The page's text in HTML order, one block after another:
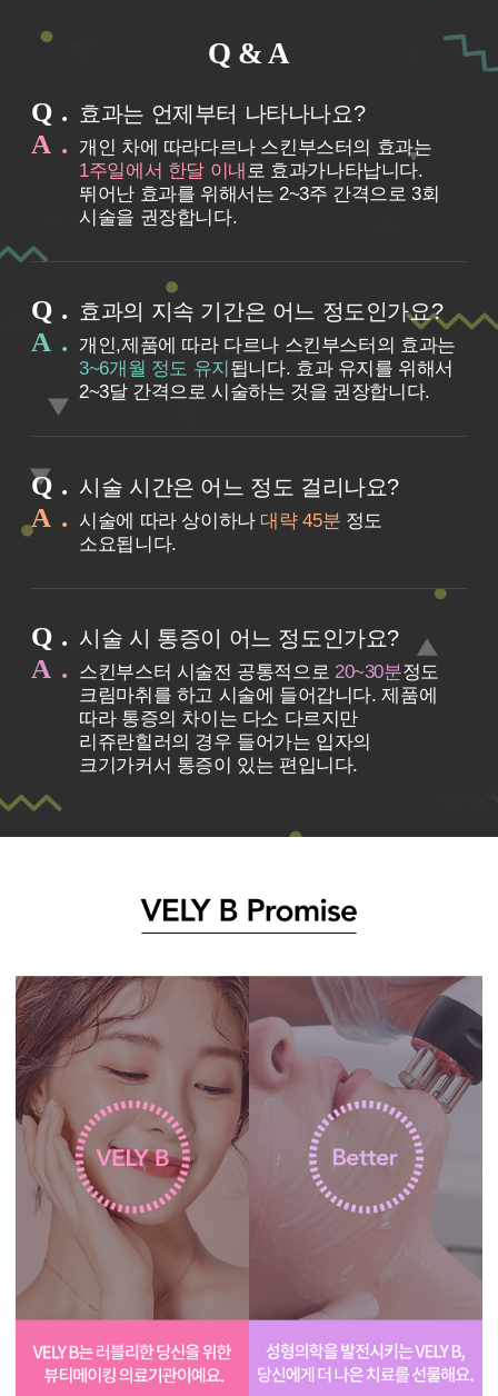
Q & A
Q 효과는 언제부터 나타나나요?
A
개인 차에 따라다르나 스킨부스터의 효과는
1주일에서 한달 이내 로 효과가나타납니다.
뛰어난 효과를 위해서는 2~3주 간격으로 3회
시술을 권장합니다.
Q 효과의 지속 기간은 어느 정도인가요?
A
개인,제품에 따라 다르나 스킨부스터의 효과는
3~6개월 정도 유지 됩니다. 효과 유지를 위해서
2~3달 간격으로 시술하는 것을 권장합니다.
Q 시술 시간은 어느 정도 걸리나요?
A 시술에 따라 상이하나대략 45분 정도
소요됩니다.
Q 시술 시 통증이 어느 정도인가요?
A 스킨부스터 시술전 공통적으로 20~30분정도
크림마취를 하고 시술에 들어갑니다. 제품에
따라 통증의 차이는 다소 다르지만
리쥬란힐러의 경우 들어가는 입자의
크기가커서 통증이 있는 편입니다.